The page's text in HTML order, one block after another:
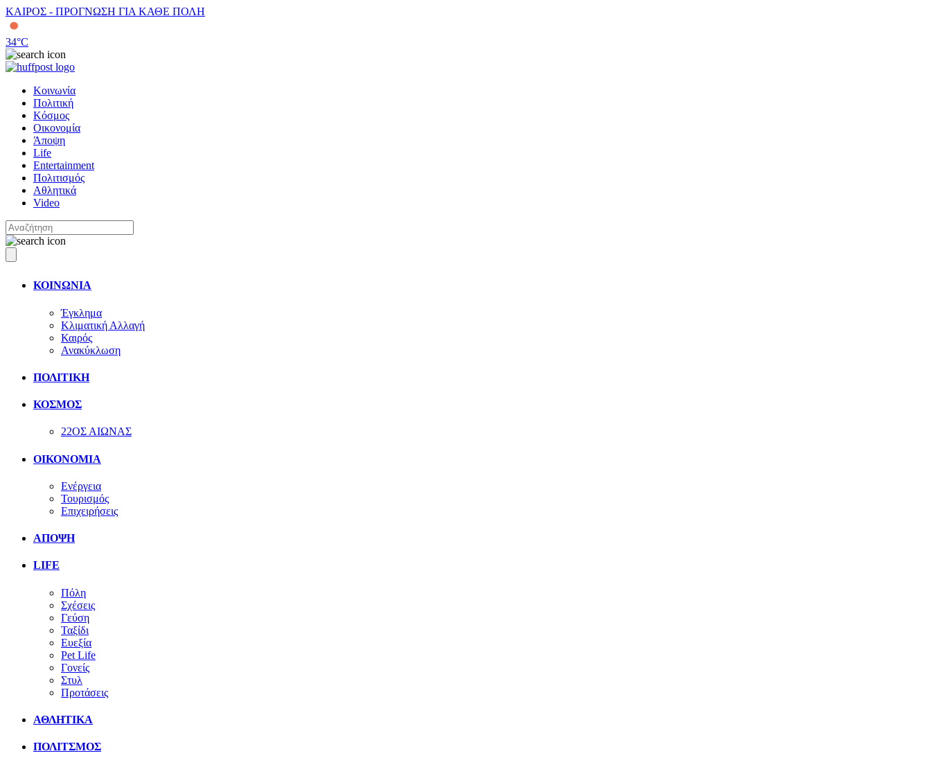
ΚΑΙΡΟΣ - ΠΡΟΓΝΩΣΗ ΓΙΑ ΚΑΘΕ ΠΟΛΗ
34°C
Κοινωνία
Πολιτική
Κόσμος
Οικονομία
Άποψη
Life
Entertainment
Πολιτισμός
Αθλητικά
Video
ΚΟΙΝΩΝΙΑ
Έγκλημα
Κλιματική Αλλαγή
Καιρός
Ανακύκλωση
ΠΟΛΙΤΙΚΗ
ΚΟΣΜΟΣ
22ΟΣ ΑΙΩΝΑΣ
ΟΙΚΟΝΟΜΙΑ
Ενέργεια
Τουρισμός
Επιχειρήσεις
ΑΠΟΨΗ
LIFE
Πόλη
Σχέσεις
Γεύση
Ταξίδι
Ευεξία
Pet Life
Γονείς
Στυλ
Προτάσεις
ΑΘΛΗΤΙΚΑ
ΠΟΛΙΤΣΜΟΣ